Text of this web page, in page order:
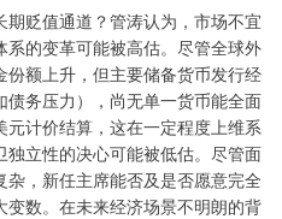
贬值通道？管涛认为，市场不宜
的变革可能被高估。尽管全球外
额上升，但主要储备货币发行经
务压力），尚无单一货币能全面
计价结算，这在一定程度上维系
立性的决心可能被低估。尽管面
，新任主席能否及是否愿意完全
数。在未来经济场景不明朗的背